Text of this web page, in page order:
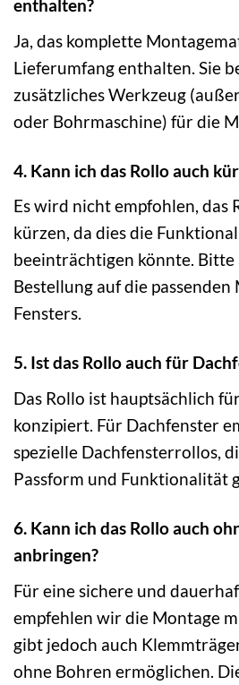
enthalten?
Ja, das komplette
Lieferumfang enthalten. Sie
zusätzliches Werkzeug
oder Bohrmaschine) für die
4. Kann ich das Rollo auch
Es wird nicht empfohlen, das
kürzen, da dies die
beeinträchtigen könnte. Bitte
Bestellung auf die passenden
Fensters.
5. Ist das Rollo auch für
Das Rollo ist hauptsächlich
konzipiert. Für Dachfenster
spezielle Dachfensterrollos,
Passform und Funktionalität
6. Kann ich das Rollo auch
anbringen?
Für eine sichere und
empfehlen wir die Montage
gibt jedoch auch
ohne Bohren ermöglichen.